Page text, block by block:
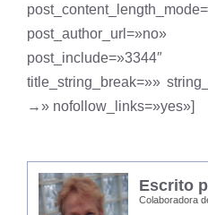
post_author_url=»no»
post_include=»3344″
title_string_break=»»
→» nofollow_links=»yes»]
Escrito
Colaboradora